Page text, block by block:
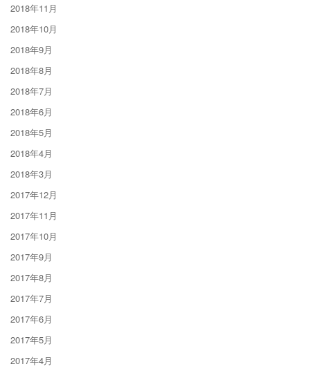
2018年11月
2018年10月
2018年9月
2018年8月
2018年7月
2018年6月
2018年5月
2018年4月
2018年3月
2017年12月
2017年11月
2017年10月
2017年9月
2017年8月
2017年7月
2017年6月
2017年5月
2017年4月